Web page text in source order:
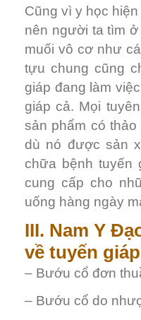
Cũng vì y học
nên người ta tìm
muối vô cơ như
tựu chung cũng
giáp đang làm
giáp cả. Mọi
sản phẩm có
dù nó được sản
chữa bệnh tuyến
cung cấp cho
uống hàng ngày
III. Nam Y
về tuyến giáp
– Bướu cổ đơn
– Bướu cổ do